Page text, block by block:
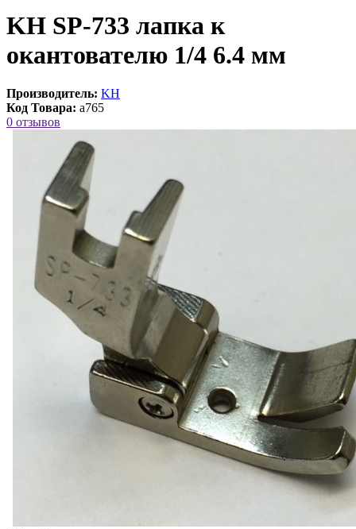
KH SP-733 лапка к
окантователю 1/4 6.4 мм
Производитель: KH
Код Товара: a765
0 отзывов